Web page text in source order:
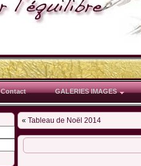
Contact GALERIES IMAGES
« Tableau de Noël 2014